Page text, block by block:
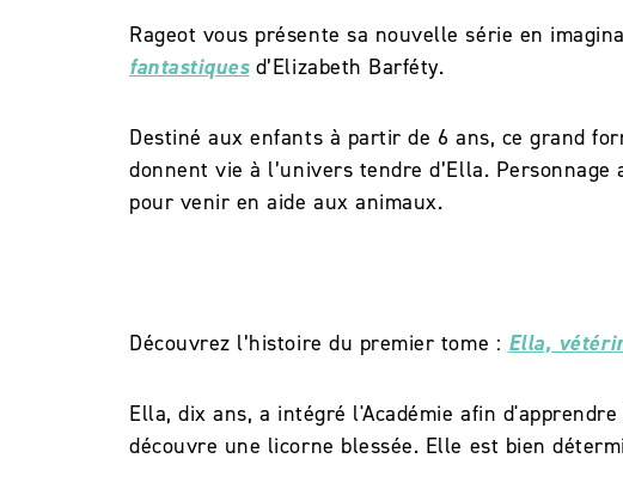
Rageot vous présente sa nouvelle série en
fantastiquesd’Elizabeth Barféty.
Destiné aux enfants à partir de 6 ans, ce grand
donnent vie à l’univers tendre d’Ella.
pour venir en aide aux animaux.
Découvrez l’histoire du premier tome : Ella,
Ella, dix ans, a intégré l'Académie afin
découvre une licorne blessée. Elle est bien